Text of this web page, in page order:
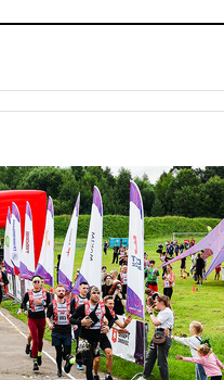
горение на складе в Брянске
отчиталось об ударах по двум
украинским сухогрузам в
вчера, 18:47Школьники из РФ
стали абсолютными
чемпионами на олимпиаде по
ИИ
вчера, 18:39 Два человека
погибли в результате удара
ВСУ по многоэтажке в Керчи
вчера, 18:25Беспилотник
атаковал турецкий сухогруз у
побережья Новороссийска